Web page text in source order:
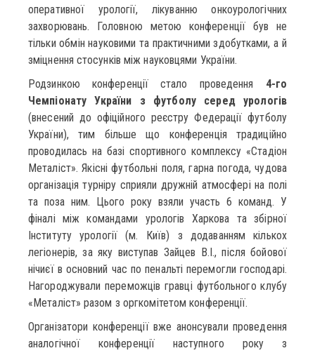
оперативної урології, лікуванню онкоурологічних
захворювань. Головною метою конференції був не
тільки обмін науковими та практичними здобутками, а й
зміцнення стосунків між науковцями України.
Родзинкою конференції стало проведення 4-го
Чемпіонату України з футболу серед урологів
(внесений до офіційного реєстру Федерації футболу
України), тим більше що конференція традиційно
проводилась на базі спортивного комплексу «Стадіон
Металіст». Якісні футбольні поля, гарна погода, чудова
організація турніру сприяли дружній атмосфері на полі
та поза ним. Цього року взяли участь 6 команд. У
фіналі між командами урологів Харкова та збірної
Інституту урології (м. Київ) з додаванням кількох
легіонерів, за яку виступав Зайцев В.І., після бойової
нічиєї в основний час по пенальті перемогли господарі.
Нагороджували переможців гравці футбольного клубу
«Металіст» разом з оргкомітетом конференції.
Організатори конференції вже анонсували проведення
аналогічної конференції наступного року з